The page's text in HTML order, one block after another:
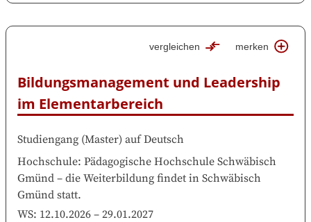
Bildungsmanagement und Leadership
im Elementarbereich
vergleichen merken
Studiengang (Master) auf Deutsch
Hochschule: Pädagogische Hochschule Schwäbisch
Gmünd – die Weiterbildung findet in Schwäbisch
Gmünd statt.
WS: 12.10.2026 – 29.01.2027